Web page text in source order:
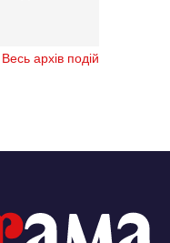
Весь архів подій